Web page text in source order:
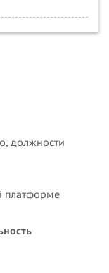
должности
платформе